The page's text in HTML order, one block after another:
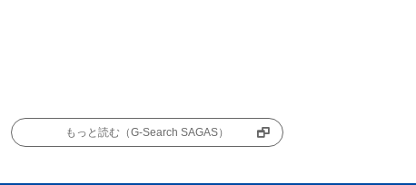
もっと読む（G-Search SAGAS）